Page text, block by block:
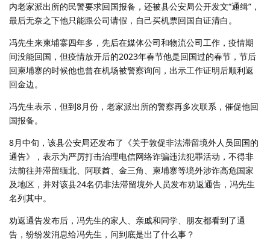
内老家派出所的民警要求回国报备，还被县公安局公开发文“通缉”，
最后无奈之下他只能跟公司请假，自己买机票回国自证清白。
冯先生来柬埔寨四年多，先后在媒体公司和物流公司工作，疫情期
间没能回国，但疫情放开后的2023年春节他是回国过的春节，节后
回柬埔寨的时候他也曾在机场被警察询问，出示工作证明后顺利返
回金边。
冯先生表示，但到8月份，老家派出所的警察再多次联系，催促他回
国报备。
8月中旬，该县公安局还发布了《关于敦促非法滞留境外人员回国的
通告》，表示为严厉打击治理电信网络诈骗违法犯罪活动，不得非
法前往并滞留缅北、阿联酋、金三角、柬埔寨等境外涉诈高危国家
及地区，并对该县24名仍非法滞留境外人员发布劝返通告，冯先生
名列其中。
劝返通告发布后，冯先生的家人、亲戚和同学、朋友都看到了通
告，纷纷发消息给冯先生，问到底是出了什么事？